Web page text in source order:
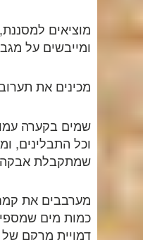
מוציאים
ומייבשים על
מכינים את
שמים בקערה
וכל התבלינים,
שמתקבלת אבקה
מערבבים את
כמות מים
דמויית מרקם של